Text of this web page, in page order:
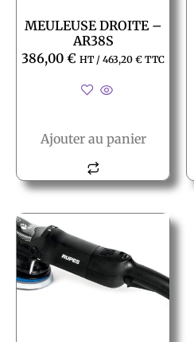
MEULEUSE DROITE –
AR38S
386,00 € HT / 463,20 € TTC
Ajouter au panier